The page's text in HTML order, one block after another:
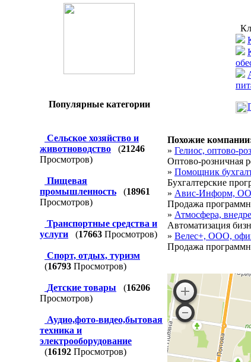
Популярные категории
Сельское хозяйство и
животноводство
(21246
Просмотров)
Пищевая
промышленность
(18961
Просмотров)
Транспортные средства и
услуги
(17663 Просмотров)
Спорт, отдых, туризм
(16793 Просмотров)
Детские товары (16206
Просмотров)
Аудио,фото-видео,бытовая
техника и
электрооборудование
(16192 Просмотров)
Похожие
» Гелиос, оптово-
Оптово-розничная
» Помощник
Бухгалтерские
» Авис-Информ,
Продажа
» Атмосфера,
Автоматизация
» Велес+, ООО,
Продажа